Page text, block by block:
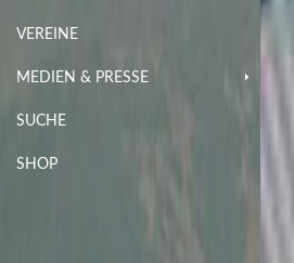
VEREINE
MEDIEN & PRESSE
SUCHE
SHOP